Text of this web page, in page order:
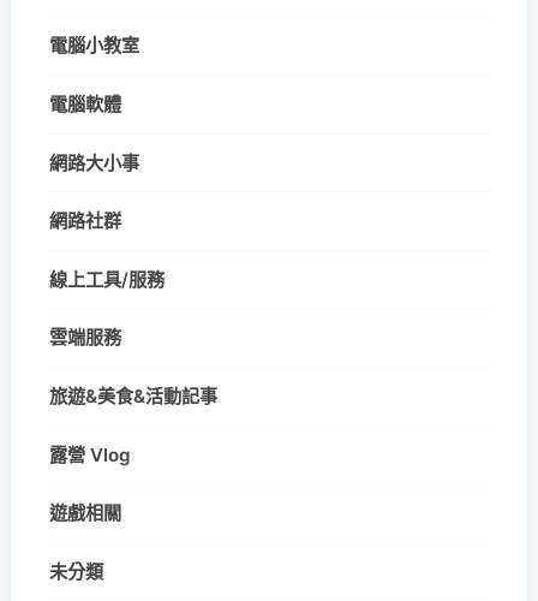
電腦小教室
電腦軟體
網路大小事
網路社群
線上工具/服務
雲端服務
旅遊&美食&活動記事
露營 Vlog
遊戲相關
未分類